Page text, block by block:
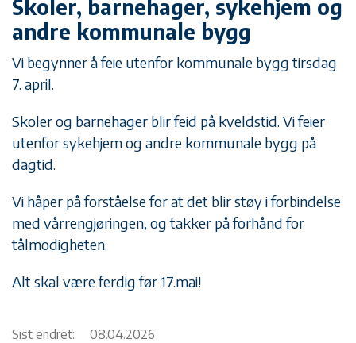
Skoler, barnehager, sykehjem og
andre kommunale bygg
Vi begynner å feie utenfor kommunale bygg tirsdag
7. april.
Skoler og barnehager blir feid på kveldstid. Vi feier
utenfor sykehjem og andre kommunale bygg på
dagtid.
Vi håper på forståelse for at det blir støy i forbindelse
med vårrengjøringen, og takker på forhånd for
tålmodigheten.
Alt skal være ferdig før 17.mai!
Sist endret: 08.04.2026